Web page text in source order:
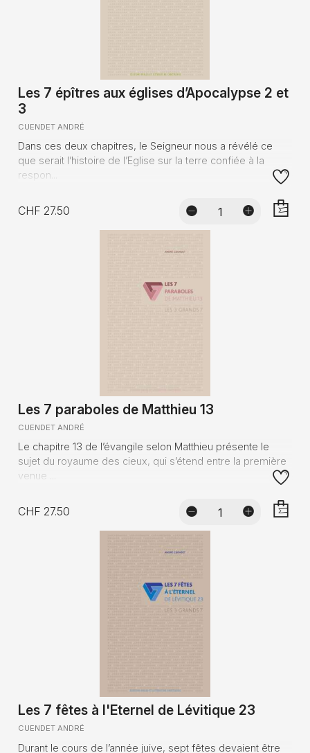
Les 7 épîtres aux églises d’Apocalypse 2 et
3
CUENDET ANDRÉ
Dans ces deux chapitres, le Seigneur nous a révélé ce
que serait l’histoire de l’Eglise sur la terre confiée à la
respon...
CHF 27.50
Les 7 paraboles de Matthieu 13
CUENDET ANDRÉ
Le chapitre 13 de l’évangile selon Matthieu présente le
sujet du royaume des cieux, qui s’étend entre la première
venue ...
CHF 27.50
Les 7 fêtes à l'Eternel de Lévitique 23
CUENDET ANDRÉ
Durant le cours de l’année juive, sept fêtes devaient être